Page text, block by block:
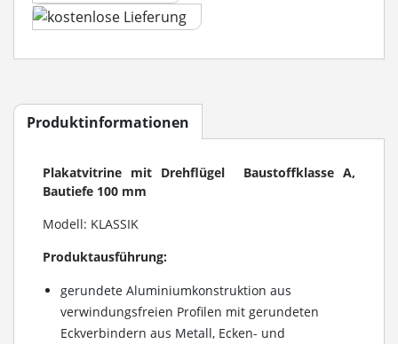
Produktinformationen
Plakatvitrine mit Drehflügel Baustoffklasse A,
Bautiefe 100 mm
Modell: KLASSIK
Produktausführung:
gerundete Aluminiumkonstruktion aus
verwindungsfreien Profilen mit gerundeten
Eckverbindern aus Metall, Ecken- und